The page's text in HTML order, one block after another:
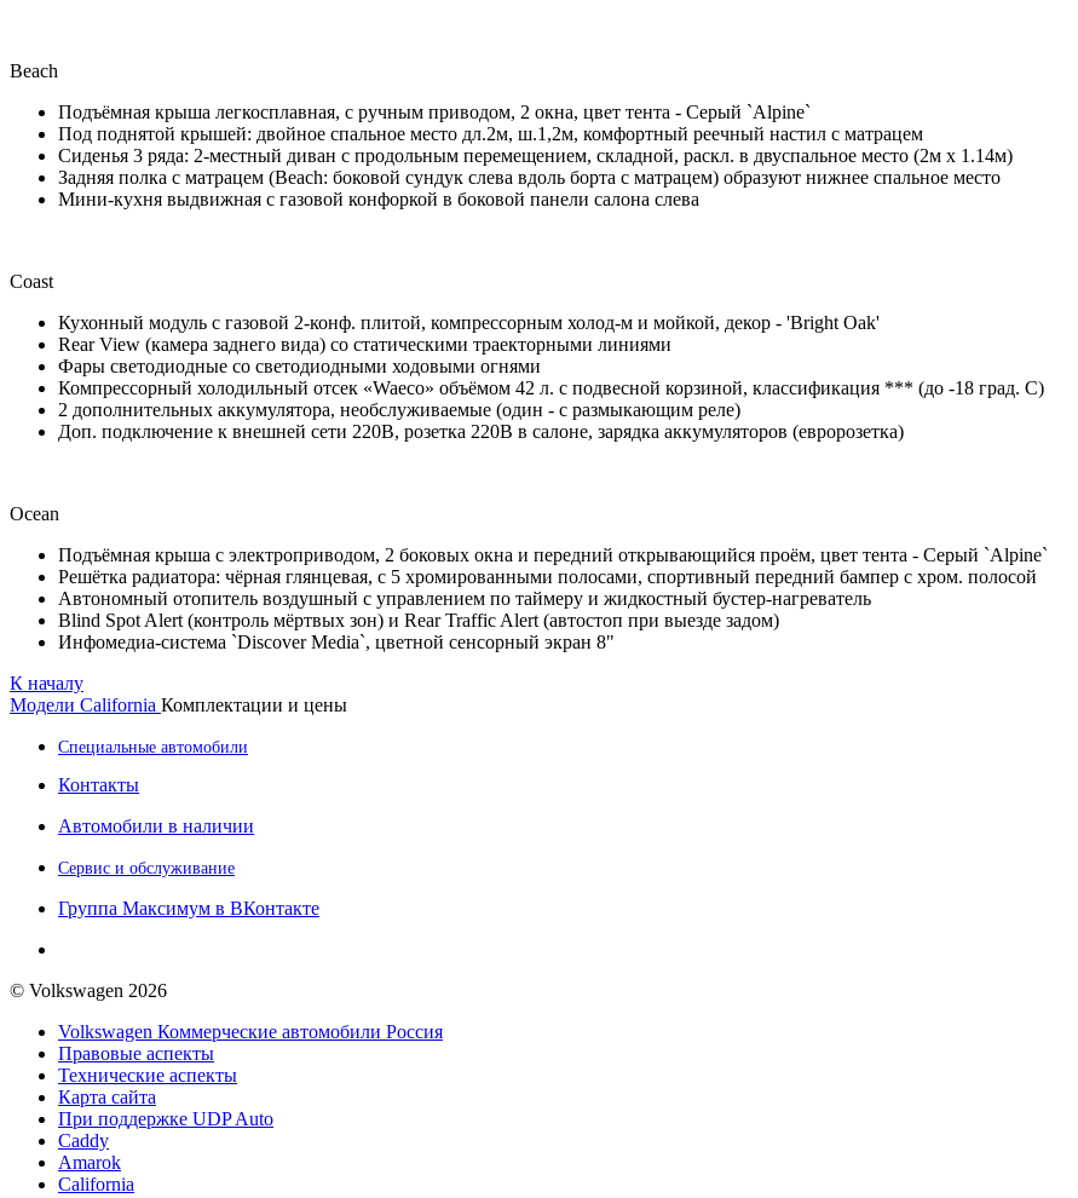
Beach
Подъёмная крыша легкосплавная, с ручным приводом, 2 окна, цвет тента - Серый `Alpine`
Под поднятой крышей: двойное спальное место дл.2м, ш.1,2м, комфортный реечный настил с матрацем
Сиденья 3 ряда: 2-местный диван с продольным перемещением, складной, раскл. в двуспальное место (2м x 1.14м)
Задняя полка с матрацем (Beach: боковой сундук слева вдоль борта с матрацем) образуют нижнее спальное место
Мини-кухня выдвижная с газовой конфоркой в боковой панели салона слева
Coast
Кухонный модуль с газовой 2-конф. плитой, компрессорным холод-м и мойкой, декор - 'Bright Oak'
Rear View (камера заднего вида) со статическими траекторными линиями
Фары светодиодные со светодиодными ходовыми огнями
Компрессорный холодильный отсек «Waeco» объёмом 42 л. с подвесной корзиной, классификация *** (до -18 град. С)
2 дополнительных аккумулятора, необслуживаемые (один - с размыкающим реле)
Доп. подключение к внешней сети 220В, розетка 220В в салоне, зарядка аккумуляторов (евророзетка)
Ocean
Подъёмная крыша с электроприводом, 2 боковых окна и передний открывающийся проём, цвет тента - Серый `Alpine`
Решётка радиатора: чёрная глянцевая, с 5 хромированными полосами, спортивный передний бампер с хром. полосой
Автономный отопитель воздушный с управлением по таймеру и жидкостный бустер-нагреватель
Blind Spot Alert (контроль мёртвых зон) и Rear Traffic Alert (автостоп при выезде задом)
Инфомедиа-система `Discover Media`, цветной сенсорный экран 8"
К началу
Модели California Комплектации и цены
Специальные автомобили
Контакты
Автомобили в наличии
Сервис и обслуживание
Группа Максимум в ВКонтакте
© Volkswagen 2026
Volkswagen Коммерческие автомобили Россия
Правовые аспекты
Технические аспекты
Карта сайта
При поддержке UDP Auto
Caddy
Amarok
California